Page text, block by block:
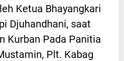
Ketua Bhayangkari
Djuhandhani, saat
Kurban Pada Panitia
Plt. Kabag